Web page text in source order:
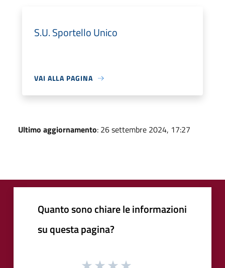
S.U. Sportello Unico
VAI ALLA PAGINA
Ultimo aggiornamento: 26 settembre 2024, 17:27
Quanto sono chiare le informazioni
su questa pagina?